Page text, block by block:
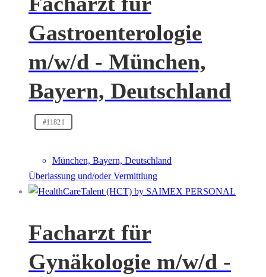
Gastroenterologie
m/w/d - München,
Bayern, Deutschland
#11821
München, Bayern, Deutschland
Überlassung und/oder Vermittlung
Facharzt für
Gynäkologie m/w/d -